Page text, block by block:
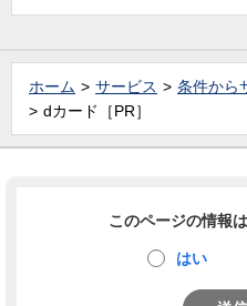
ホーム サービス
条件から
dカード［PR］
このページの情報
はい